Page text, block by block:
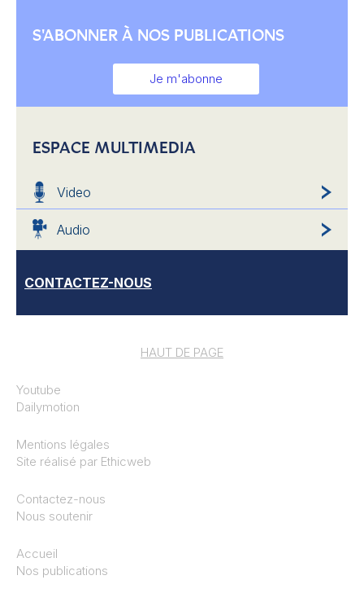
S'ABONNER À NOS PUBLICATIONS
Je m'abonne
ESPACE MULTIMEDIA
Video
Audio
CONTACTEZ-NOUS
HAUT DE PAGE
Youtube
Dailymotion
Mentions légales
Site réalisé par Ethicweb
Contactez-nous
Nous soutenir
Accueil
Nos publications